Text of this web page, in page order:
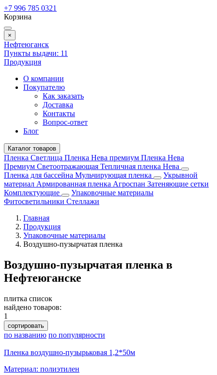
+7 996 785 0321
Корзина
×
Нефтеюганск
Пункты выдачи: 11
Продукция
О компании
Покупателю
Как заказать
Доставка
Контакты
Вопрос-ответ
Блог
Каталог товаров
Пленка Светлица Пленка Нева премиум Пленка Нева
Премиум Светоотражающая Тепличная пленка Нева
Пленка для бассейна Мульчирующая пленка
Укрывной
материал Армированная пленка Агроспан Затеняющие сетки
Комплектующие
Упаковочные материалы
Фитосветильники Стеллажи
Главная
Продукция
Упаковочные материалы
Воздушно-пузырчатая пленка
Воздушно-пузырчатая пленка в
Нефтеюганске
плитка список
найдено товаров:
1
сортировать
по названию по популярности
Пленка воздушно-пузырьковая 1,2*50м
Материал: полиэтилен